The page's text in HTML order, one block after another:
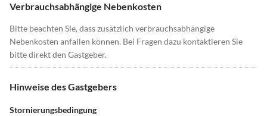
Verbrauchsabhängige Nebenkosten
Bitte beachten Sie, dass zusätzlich verbrauchsabhängige
Nebenkosten anfallen können. Bei Fragen dazu kontaktieren Sie
bitte direkt den Gastgeber.
Hinweise des Gastgebers
Stornierungsbedingung